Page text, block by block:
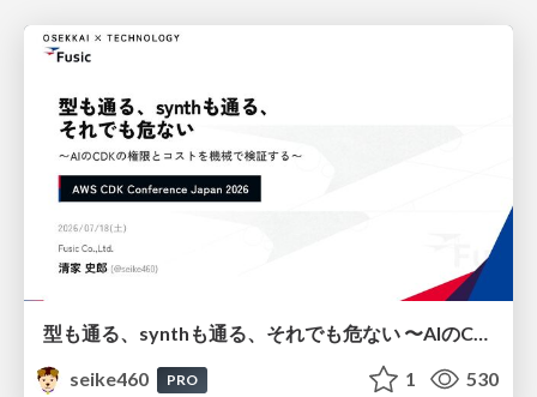
seike460
PRO 1 530